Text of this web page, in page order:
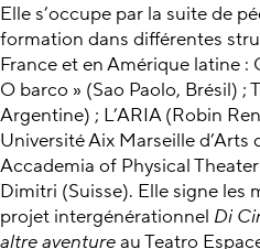
Elle s’occupe par la suite de
formation dans différentes
France et en Amérique latine :
O barco » (Sao Paolo, Brésil) ;
Argentine) ; L’ARIA (Robin
Université Aix Marseille d’Arts
Accademia of Physical
Dimitri (Suisse). Elle signe les
projet intergénérationnel Di
altre aventureau Teatro